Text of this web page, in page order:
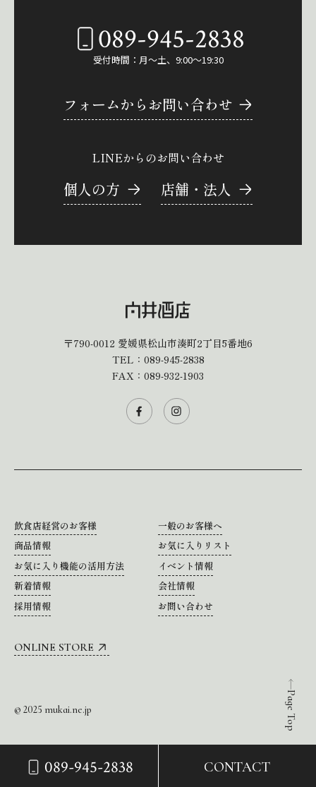
089-945-2838 CONTACT
Page Top
089-945-2838
受付時間：月～土、9:00～19:30
フォームからお問い合わせ
LINEからのお問い合わせ
個人の方 店舗・法人
〒790-0012 愛媛県松山市湊町2丁目5番地6
TEL： 089-945-2838
FAX：089-932-1903
飲食店経営のお客様
一般のお客様へ
商品情報
お気に入りリスト
お気に入り機能の活用方法
イベント情報
新着情報
会社情報
採用情報
お問い合わせ
ONLINE STORE
© 2025 mukai.ne.jp